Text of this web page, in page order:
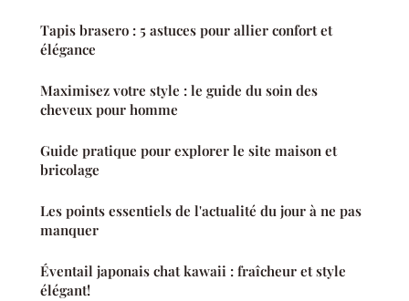
Tapis brasero : 5 astuces pour allier confort et
élégance
Maximisez votre style : le guide du soin des
cheveux pour homme
Guide pratique pour explorer le site maison et
bricolage
Les points essentiels de l'actualité du jour à ne pas
manquer
Éventail japonais chat kawaii : fraîcheur et style
élégant!